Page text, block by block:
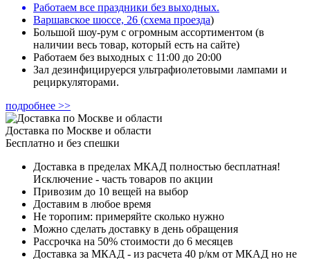
Работаем все праздники без выходных.
Варшавское шоссе, 26 (схема проезда)
Большой шоу-рум с огромным ассортиментом (в
наличии весь товар, который есть на сайте)
Работаем без выходных с 11:00 до 20:00
Зал дезинфицируерся ультрафиолетовыми лампами и
рециркуляторами.
подробнее >>
Доставка по Москве и области
Бесплатно и без спешки
Доставка в пределах МКАД полностью бесплатная!
Исключение - часть товаров по акции
Привозим до 10 вещей на выбор
Доставим в любое время
Не торопим: примеряйте сколько нужно
Можно сделать доставку в день обращения
Рассрочка на 50% стоимости до 6 месяцев
Доставка за МКАД - из расчета 40 р/км от МКАД но не